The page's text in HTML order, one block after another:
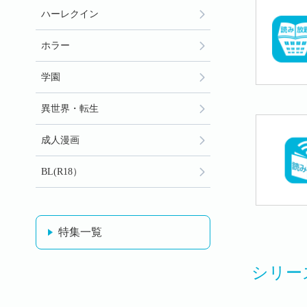
シリー
ハーレクイン
ホラー
学園
異世界・転生
成人漫画
BL(R18）
特集一覧